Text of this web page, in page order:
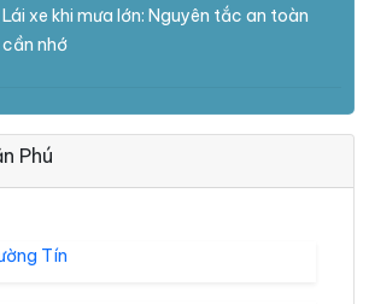
Lái xe khi mưa lớn: Nguyên tắc an toàn
cần nhớ
Phú
Tín